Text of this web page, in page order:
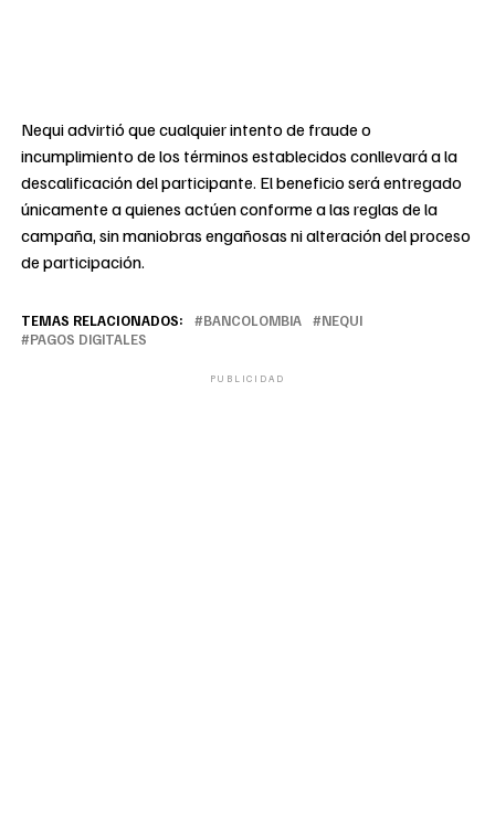
Nequi advirtió que cualquier intento de fraude o
incumplimiento de los términos establecidos conllevará a la
descalificación del participante. El beneficio será entregado
únicamente a quienes actúen conforme a las reglas de la
campaña, sin maniobras engañosas ni alteración del proceso
de participación.
TEMAS RELACIONADOS: BANCOLOMBIA
NEQUI
PAGOS DIGITALES
PUBLICIDAD